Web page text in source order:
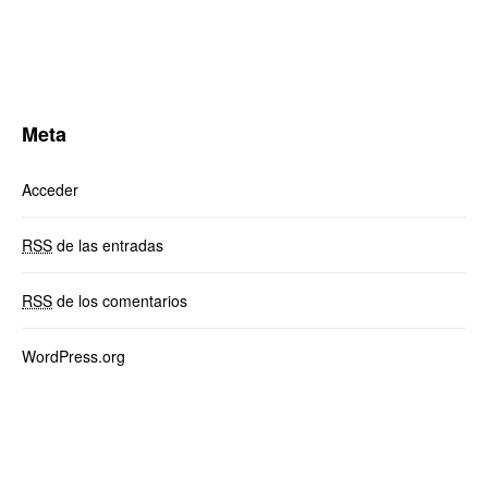
Meta
Acceder
RSS de las entradas
RSS de los comentarios
WordPress.org